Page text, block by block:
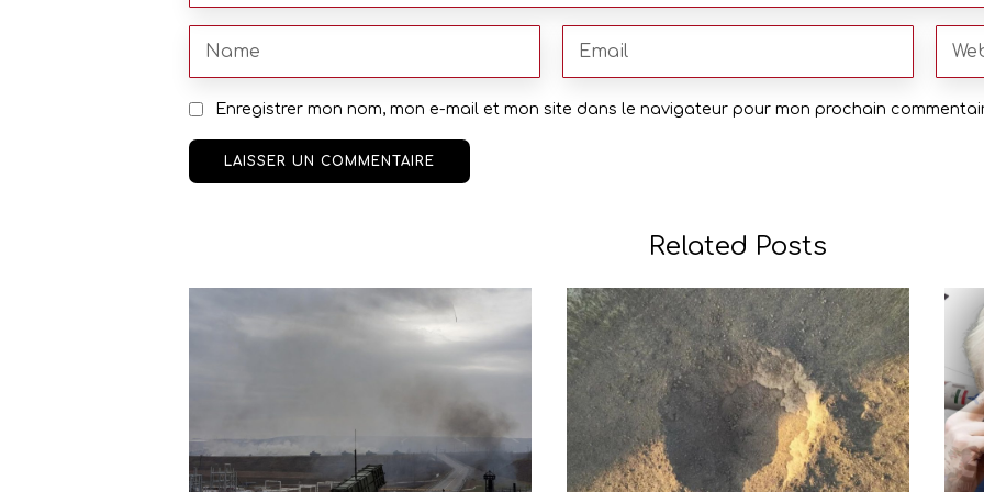
Enregistrer mon nom, mon e-mail et mon site dans le navigateur pour mon prochain
Related Posts